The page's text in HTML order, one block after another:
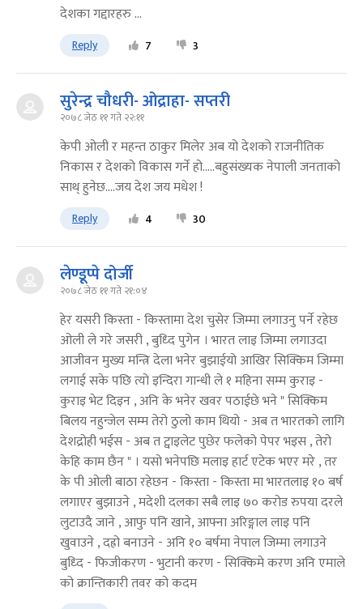
देशका गद्दारहरु ...
Reply 7 3
सुरेन्द्र चौधरी- ओद्राहा- सप्तरी
२०७८ जेठ ११ गते २२:११
केपी ओली र महन्त ठाकुर मिलेर अब यो देशको राजनीतिक
निकास र देशको विकास गर्ने हो.....बहुसंख्यक नेपाली जनताको
साथ् हुनेछ....जय देश जय मधेश !
Reply 4 30
लेण्डूप्पे दोर्जी
२०७८ जेठ ११ गते २१:०४
हेर यसरी किस्ता - किस्तामा देश चुसेर जिम्मा लगाउनु पर्ने रहेछ
ओली ले गरे जसरी , बुध्दि पुगेन । भारत लाइ जिम्मा लगाउदा
आजीवन मुख्य मन्त्रि देला भनेर बुझाईयो आखिर सिक्किम जिम्मा
लगाई सके पछि त्यो इन्दिरा गान्धी ले १ महिना सम्म कुराइ -
कुराइ भेट दिइन , अनि के भनेर खवर पठाईछे भने " सिक्किम
बिलय नहुन्जेल सम्म तेरो ठुलो काम थियो - अब त भारतको लागि
देशद्रोही भईस - अब त ट्वाइलेट पुछेर फलेको पेपर भइस , तेरो
केहि काम छैन " । यसो भनेपछि मलाइ हार्ट एटेक भएर मरे , तर
के पी ओली बाठा रहेछन - किस्ता - किस्ता मा भारतलाइ १० बर्ष
लगाएर बुझाउने , मदेशी दलका सबै लाइ ७० करोड रुपया दरले
लुटाउदै जाने , आफु पनि खाने, आफ्ना अरिङ्गाल लाइ पनि
खुवाउने , दह्रो बनाउने - अनि १० बर्षमा नेपाल जिम्मा लगाउने
बुध्दि - फिजीकरण - भुटानी करण - सिक्किमे करण अनि एमाले
को क्रान्तिकारी तवर को कदम